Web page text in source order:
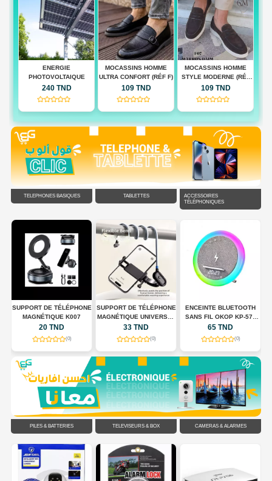
ENERGIE
PHOTOVOLTAIQUE
240 TND
(0)
MOCASSINS HOMME
ULTRA CONFORT (RÉF F)
109 TND
(0)
MOCASSINS HOMME
STYLE MODERNE (RÉF
F)
109 TND
(0)
TÉLÉPHONES BASIQUES TABLETTES
ACCESSOIRES
TÉLÉPHONIQUES
SUPPORT DE TÉLÉPHONE
MAGNÉTIQUE K007
20 TND
(0)
SUPPORT DE TÉLÉPHONE
MAGNÉTIQUE UNIVERSEL
POUR TOUR DE COU
FLEXIBLE
33 TND
(0)
ENCEINTE BLUETOOTH
SANS FIL OKOP KP-577
AVEC CHARGEUR SANS
FIL, HORLOGE LED ET
ÉCLAIRAGE RGB
65 TND
(0)
PILES & BATTERIES TÉLÉVISEURS & BOX CAMÉRAS & ALARMES